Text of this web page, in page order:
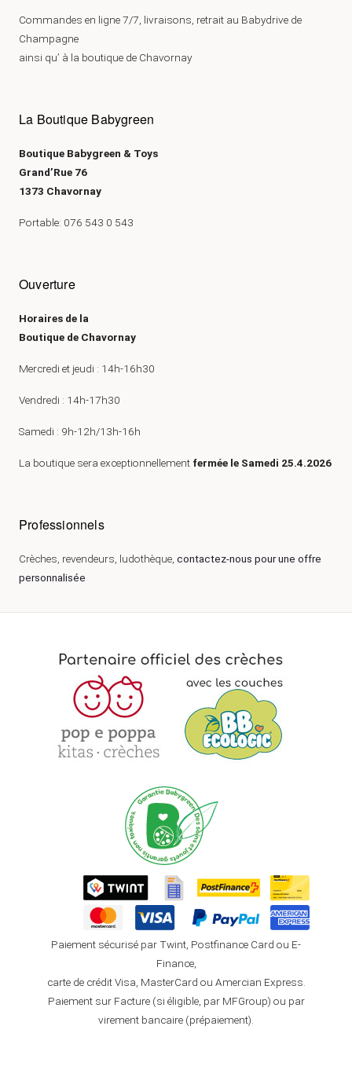
Commandes en ligne 7/7, livraisons, retrait au Babydrive de
Champagne
ainsi qu’ à la boutique de Chavornay
La Boutique Babygreen
Boutique Babygreen & Toys
Grand’Rue 76
1373 Chavornay
Portable: 076 543 0 543
Ouverture
Horaires de la
Boutique de Chavornay
Mercredi et jeudi : 14h-16h30
Vendredi : 14h-17h30
Samedi : 9h-12h/13h-16h
La boutique sera exceptionnellement fermée le Samedi 25.4.2026
Professionnels
Crèches, revendeurs, ludothèque, contactez-nous pour une offre
personnalisée
Paiement sécurisé par Twint, Postfinance Card ou E-
Finance,
carte de crédit Visa, MasterCard ou Amercian Express.
Paiement sur Facture (si éligible, par MFGroup) ou par
virement bancaire (prépaiement).